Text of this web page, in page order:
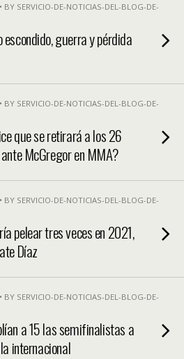
BY SERVICIO-DE-NOTICIAS-DEL-BLOG-DE-
escondido, guerra y pérdida
BY SERVICIO-DE-NOTICIAS-DEL-BLOG-DE-
que se retirará a los 26
McGregor en MMA?
BY SERVICIO-DE-NOTICIAS-DEL-BLOG-DE-
pelear tres veces en 2021,
Díaz
BY SERVICIO-DE-NOTICIAS-DEL-BLOG-DE-
a 15 las semifinalistas a
internacional